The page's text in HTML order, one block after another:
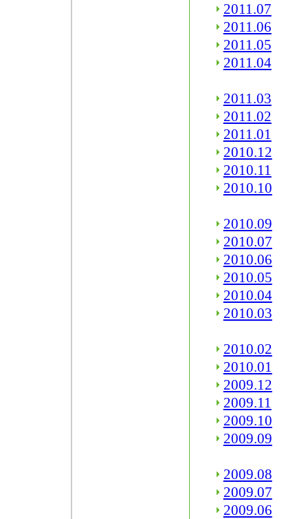
2011.07
2011.06
2011.05
2011.04
2011.03
2011.02
2011.01
2010.12
2010.11
2010.10
2010.09
2010.07
2010.06
2010.05
2010.04
2010.03
2010.02
2010.01
2009.12
2009.11
2009.10
2009.09
2009.08
2009.07
2009.06